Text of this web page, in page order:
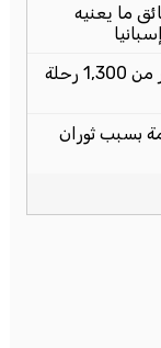
ما يعنيه
مطارا شنغهاي الدوليان يلغيَان أكثر من 1,300 رحلة
بسبب ثوران